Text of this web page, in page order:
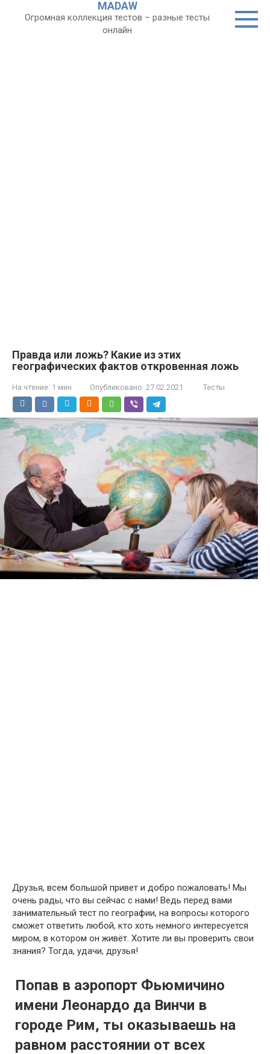
MADAW
Огромная коллекция тестов – разные тесты
онлайн
Правда или ложь? Какие из этих
географических фактов откровенная ложь
На чтение: 1 мин Опубликовано: 27.02.2021 Тесты
Друзья, всем большой привет и добро пожаловать! Мы
очень рады, что вы сейчас с нами! Ведь перед вами
занимательный тест по географии, на вопросы которого
сможет ответить любой, кто хоть немного интересуется
миром, в котором он живёт. Хотите ли вы проверить свои
знания? Тогда, удачи, друзья!
Попав в аэропорт Фьюмичино
имени Леонардо да Винчи в
городе Рим, ты оказываешь на
равном расстоянии от всех